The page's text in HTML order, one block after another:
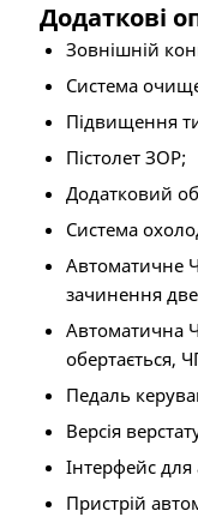
Додаткові
Зовнішній
Система
Підвищення
Пістолет ЗОР;
Додатковий
Система
Автоматичне
зачинення
Автоматична
обертається,
Педаль
Версія
Інтерфейс для
Пристрій